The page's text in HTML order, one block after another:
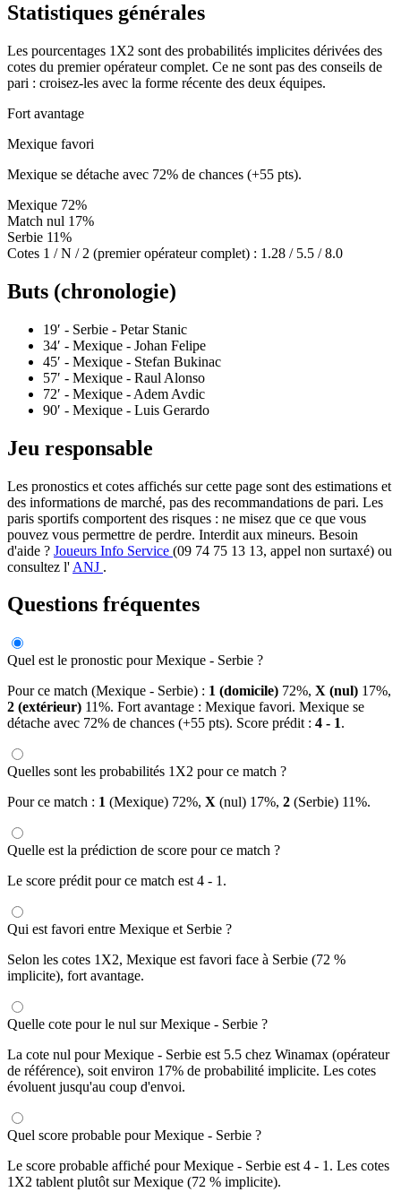
Statistiques générales
Les pourcentages 1X2 sont des probabilités implicites dérivées des
cotes du premier opérateur complet. Ce ne sont pas des conseils de
pari : croisez-les avec la forme récente des deux équipes.
Fort avantage
Mexique favori
Mexique se détache avec 72% de chances (+55 pts).
Mexique 72%
Match nul 17%
Serbie 11%
Cotes 1 / N / 2 (premier opérateur complet) : 1.28 / 5.5 / 8.0
Buts (chronologie)
19′ - Serbie - Petar Stanic
34′ - Mexique - Johan Felipe
45′ - Mexique - Stefan Bukinac
57′ - Mexique - Raul Alonso
72′ - Mexique - Adem Avdic
90′ - Mexique - Luis Gerardo
Jeu responsable
Les pronostics et cotes affichés sur cette page sont des estimations et
des informations de marché, pas des recommandations de pari. Les
paris sportifs comportent des risques : ne misez que ce que vous
pouvez vous permettre de perdre. Interdit aux mineurs. Besoin
d'aide ? Joueurs Info Service (09 74 75 13 13, appel non surtaxé) ou
consultez l' ANJ .
Questions fréquentes
Quel est le pronostic pour Mexique - Serbie ?
Pour ce match (Mexique - Serbie) : 1 (domicile) 72%, X (nul) 17%,
2 (extérieur) 11%. Fort avantage : Mexique favori. Mexique se
détache avec 72% de chances (+55 pts). Score prédit : 4 - 1.
Quelles sont les probabilités 1X2 pour ce match ?
Pour ce match : 1 (Mexique) 72%, X (nul) 17%, 2 (Serbie) 11%.
Quelle est la prédiction de score pour ce match ?
Le score prédit pour ce match est 4 - 1.
Qui est favori entre Mexique et Serbie ?
Selon les cotes 1X2, Mexique est favori face à Serbie (72 %
implicite), fort avantage.
Quelle cote pour le nul sur Mexique - Serbie ?
La cote nul pour Mexique - Serbie est 5.5 chez Winamax (opérateur
de référence), soit environ 17% de probabilité implicite. Les cotes
évoluent jusqu'au coup d'envoi.
Quel score probable pour Mexique - Serbie ?
Le score probable affiché pour Mexique - Serbie est 4 - 1. Les cotes
1X2 tablent plutôt sur Mexique (72 % implicite).